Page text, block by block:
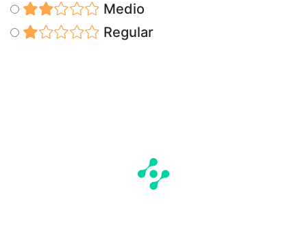
Medio
Regular